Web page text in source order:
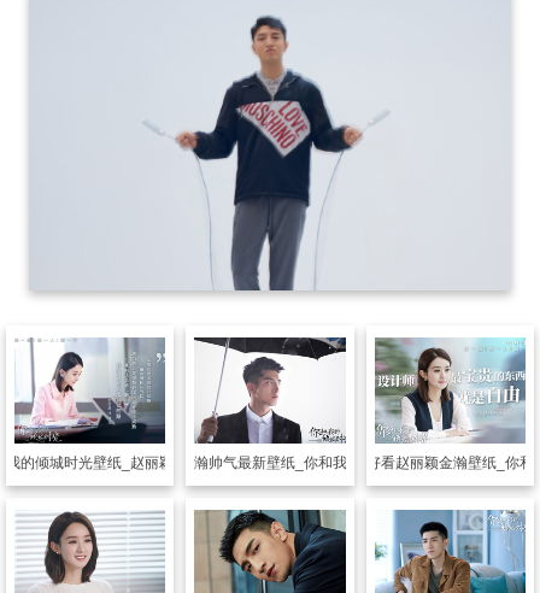
我的倾城时光壁纸_赵丽颖金瀚甜蜜相爱
明星图片 金瀚帅气最新壁纸_你和我的倾城时光
明星图片清新好看赵丽颖金瀚壁纸_你和